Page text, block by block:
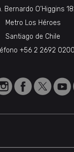
Bernardo O’Higgins
Metro Los Héroes
Santiago de Chile
+56 2 2692 0200